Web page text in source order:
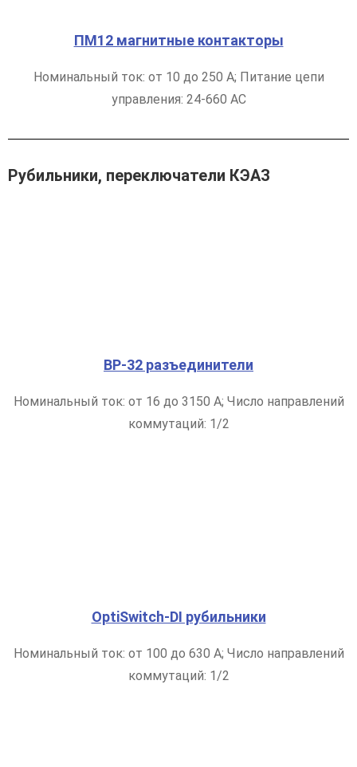
ПМ12 магнитные контакторы
Номинальный ток: от 10 до 250 А; Питание цепи
управления: 24-660 AC
Рубильники, переключатели КЭАЗ
ВР-32 разъединители
Номинальный ток: от 16 до 3150 А; Число направлений
коммутаций: 1/2
OptiSwitch-DI рубильники
Номинальный ток: от 100 до 630 А; Число направлений
коммутаций: 1/2